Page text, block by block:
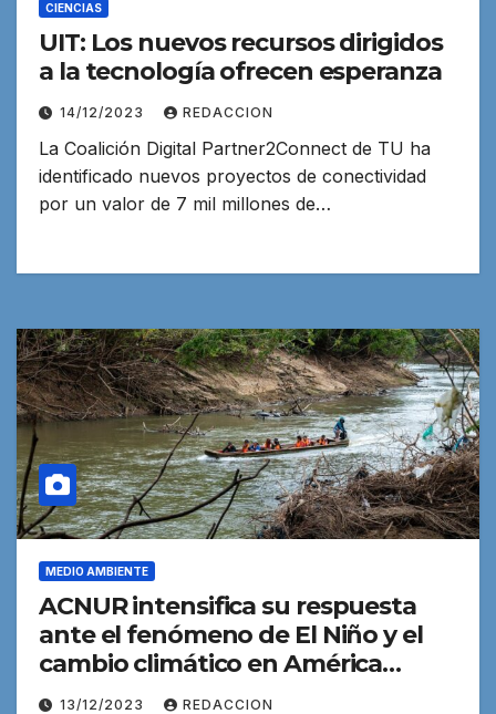
CIENCIAS
UIT: Los nuevos recursos dirigidos
a la tecnología ofrecen esperanza
14/12/2023 REDACCION
La Coalición Digital Partner2Connect de TU ha
identificado nuevos proyectos de conectividad
por un valor de 7 mil millones de…
MEDIO AMBIENTE
ACNUR intensifica su respuesta
ante el fenómeno de El Niño y el
cambio climático en América
Latina
13/12/2023 REDACCION